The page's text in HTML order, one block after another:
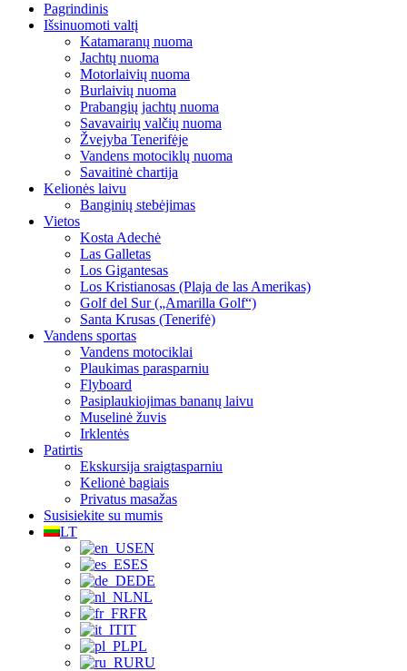
Pagrindinis
Išsinuomoti valtį
Katamaranų nuoma
Jachtų nuoma
Motorlaivių nuoma
Burlaivių nuoma
Prabangių jachtų nuoma
Savavairių valčių nuoma
Žvejyba Tenerifėje
Vandens motociklų nuoma
Savaitinė chartija
Kelionės laivu
Banginių stebėjimas
Vietos
Kosta Adechė
Las Galletas
Los Gigantesas
Los Kristianosas (Plaja de las Amerikas)
Golf del Sur („Amarilla Golf“)
Santa Krusas (Tenerifė)
Vandens sportas
Vandens motociklai
Plaukimas parasparniu
Flyboard
Pasiplaukiojimas bananų laivu
Muselinė žuvis
Irklentės
Patirtis
Ekskursija sraigtasparniu
Kelionė bagiais
Privatus masažas
Susisiekite su mumis
LT
EN
ES
DE
NL
FR
IT
PL
RU